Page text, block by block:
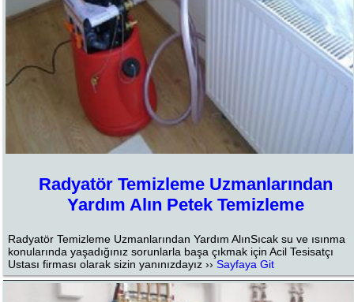
Radyatör Temizleme Uzmanlarından
Yardım Alın Petek Temizleme
Radyatör Temizleme Uzmanlarından Yardım AlınSıcak su ve ısınma
konularında yaşadığınız sorunlarla başa çıkmak için Acil Tesisatçı
Ustası firması olarak sizin yanınızdayız ››Sayfaya Git